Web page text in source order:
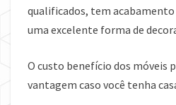
qualificados, tem
uma excelente forma de
O custo benefício dos móveis
vantagem caso você tenha